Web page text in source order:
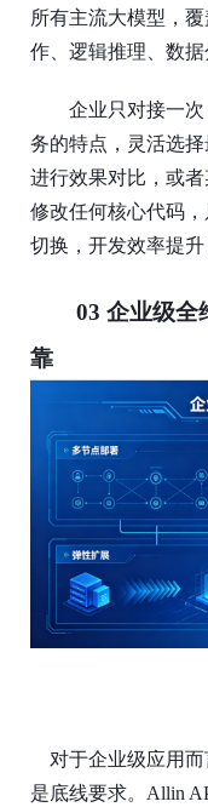
所有主流大模型，
作、逻辑推理、数据
企业只对接一次
务的特点，灵活选
进行效果对比，或
修改任何核心代码
切换，开发效率提升
03 企业级全
靠
对于企业级应用而
是底线要求。 Allin